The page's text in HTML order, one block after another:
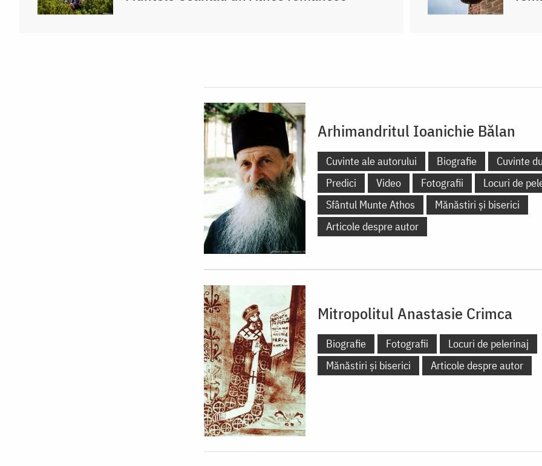
Arhimandritul Ioanichie Bălan
Cuvinte ale autorului Biografie
Cuvinte
Predici
Video Fotografii
Locuri de
Sfântul Munte Athos
Mănăstiri și biserici
Articole despre autor
Mitropolitul Anastasie Crimca
Biografie Fotografii
Locuri de pelerinaj
Mănăstiri și biserici
Articole despre autor